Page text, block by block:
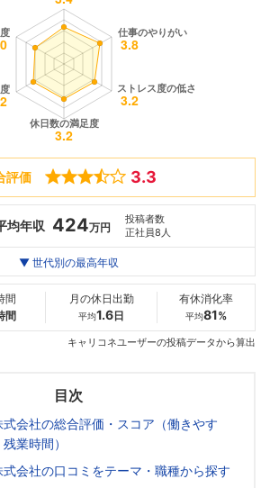
評価 3.3
均年収 424万円
投稿者数
正社員8人
20代
469万
30代
408万
550万
▼ 世代別の最高年収
間
間
月の休日出勤
平均1.6日
有休消化率
平均81%
キャリコネユーザーの投稿データから算出
目次
会社の総合評価・スコア（働きやす
業時間）
会社の口コミをテーマ・職種から探す